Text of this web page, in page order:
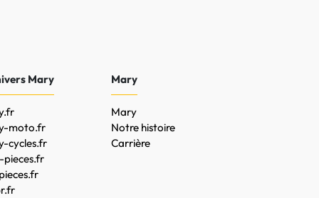
Mary
moto.fr
cycles.fr
pieces.fr
Mary
Mary
Notre histoire
Carrière